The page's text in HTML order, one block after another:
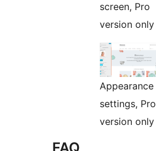
screen, Pro
version only
Appearance
settings, Pro
version only